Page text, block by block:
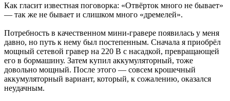
Как гласит известная поговорка: «Отвёрток много не бывает»
— так же не бывает и слишком много «дремелей».
Потребность в качественном мини-гравере появилась у меня
давно, но путь к нему был постепенным. Сначала я приобрёл
мощный сетевой гравер на 220 В с насадкой, превращающей
его в бормашину. Затем купил аккумуляторный, тоже
довольно мощный. После этого — совсем крошечный
аккумуляторный вариант, который, к сожалению, оказался
неудачным.